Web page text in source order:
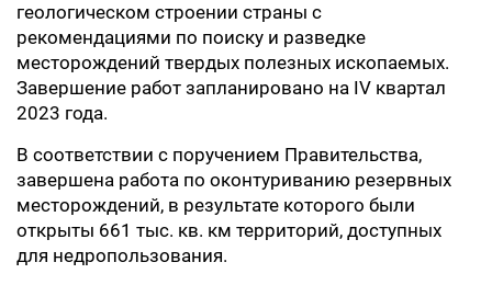
геологическом строении страны с
рекомендациями по поиску и разведке
месторождений твердых полезных ископаемых.
Завершение работ запланировано на IV квартал
2023 года.
В соответствии с поручением Правительства,
завершена работа по оконтуриванию резервных
месторождений, в результате которого были
открыты 661 тыс. кв. км территорий, доступных
для недропользования.